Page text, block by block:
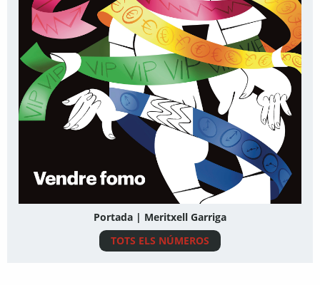
Portada | Meritxell Garriga
TOTS ELS NÚMEROS